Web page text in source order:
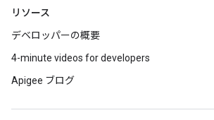
リソース
デベロッパーの概要
4-minute videos for developers
Apigee ブログ